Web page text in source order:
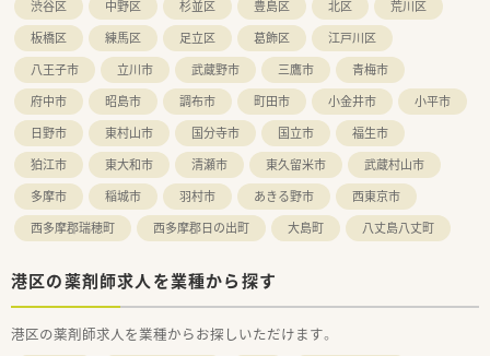
渋谷区 中野区 杉並区 豊島区 北区
荒川区
板橋区
練馬区 足立区 葛飾区
江戸川区
八王子市
立川市 武蔵野市 三鷹市
青梅市
府中市
昭島市 調布市 町田市 小金井市
小平市
日野市
東村山市 国分寺市 国立市
福生市
狛江市
東大和市 清瀬市 東久留米市
武蔵村山市
多摩市
稲城市 羽村市 あきる野市
西東京市
西多摩郡瑞穂町
西多摩郡日の出町 大島町 八丈島八丈町
港区の薬剤師求人を業種から探す
港区の薬剤師求人を業種からお探しいただけます。